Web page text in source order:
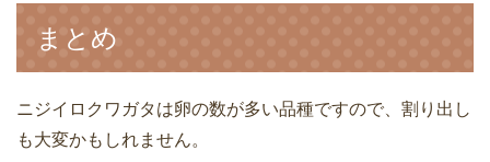
まとめ
ニジイロクワガタは卵の数が多い品種ですので、割り出し
も大変かもしれません。